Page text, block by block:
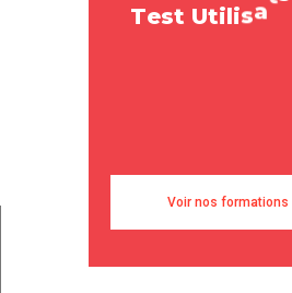
Test Utilisa
U
Voir nos formations